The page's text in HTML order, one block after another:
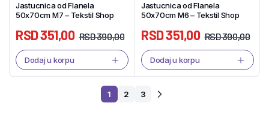
Jastucnica od Flanela
50x70cm M7 – Tekstil Shop
RSD390,00
RSD351,00
Dodaj u korpu
Jastucnica od Flanela
50x70cm M6 – Tekstil Shop
RSD390,00
RSD351,00
Dodaj u korpu
1 2 3